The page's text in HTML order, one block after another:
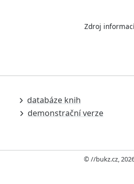
Zdroj
databáze knih
demonstrační verze
© //bukz.cz,